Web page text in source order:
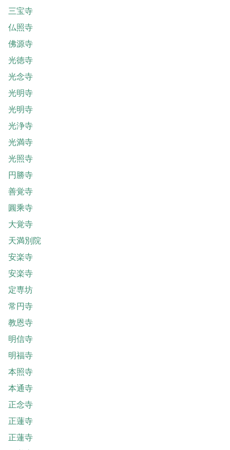
三宝寺
仏照寺
佛源寺
光徳寺
光念寺
光明寺
光明寺
光浄寺
光満寺
光照寺
円勝寺
善覚寺
圓乘寺
大覚寺
天満別院
安楽寺
安楽寺
定専坊
常円寺
教恩寺
明信寺
明福寺
本照寺
本通寺
正念寺
正蓮寺
正蓮寺